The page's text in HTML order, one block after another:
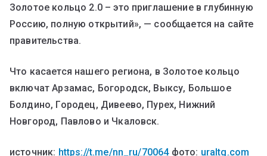
Золотое кольцо 2.0 – это приглашение в глубинную
Россию, полную открытий», — сообщается на сайте
правительства.
Что касается нашего региона, в Золотое кольцо
включат Арзамас, Богородск, Выксу, Большое
Болдино, Городец, Дивеево, Пурех, Нижний
Новгород, Павлово и Чкаловск.
источник: https://t.me/nn_ru/70064фото: uraltg.com